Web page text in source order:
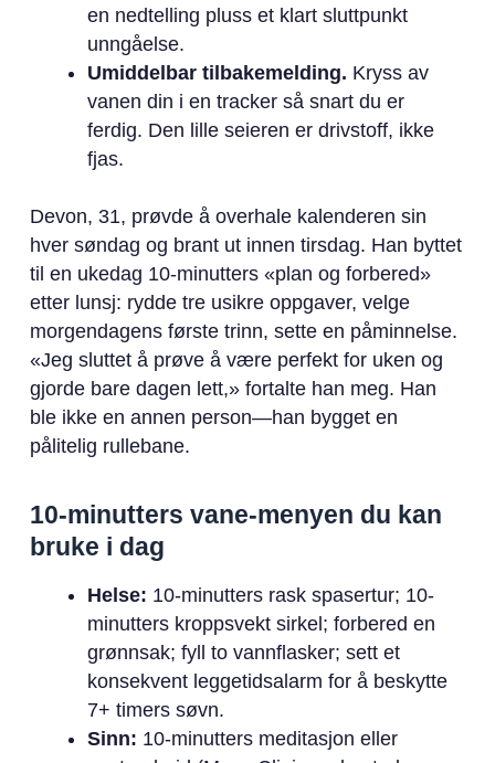
en nedtelling pluss et klart sluttpunkt
unngåelse.
Umiddelbar tilbakemelding. Kryss av
vanen din i en tracker så snart du er
ferdig. Den lille seieren er drivstoff, ikke
fjas.
Devon, 31, prøvde å overhale kalenderen sin
hver søndag og brant ut innen tirsdag. Han byttet
til en ukedag 10-minutters «plan og forbered»
etter lunsj: rydde tre usikre oppgaver, velge
morgendagens første trinn, sette en påminnelse.
«Jeg sluttet å prøve å være perfekt for uken og
gjorde bare dagen lett,» fortalte han meg. Han
ble ikke en annen person—han bygget en
pålitelig rullebane.
10-minutters vane-menyen du kan
bruke i dag
Helse: 10-minutters rask spasertur; 10-
minutters kroppsvekt sirkel; forbered en
grønnsak; fyll to vannflasker; sett et
konsekvent leggetidsalarm for å beskytte
7+ timers søvn.
Sinn: 10-minutters meditasjon eller